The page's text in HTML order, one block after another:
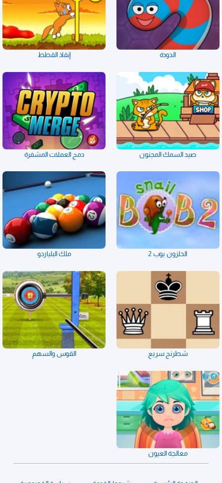
الدودة إنقاذ القطط
صيد السمك المجنون دمج العملات المشفرة
الحلزون بوب 2 ملك البلياردو
شطرنج سريع القوس والسهم
معالجة العيون